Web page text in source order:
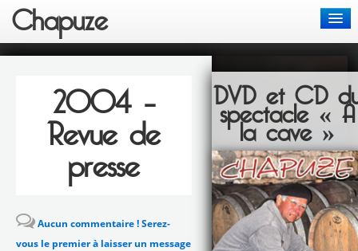
Chapuze
Actus
Chansons
Spectacles
Bon de commande
Contact
2004 –
Revue de
presse
Aucun commentaire ! Serez-
vous le premier à laisser un message
DVD et CD
spectacle « A
la cave »